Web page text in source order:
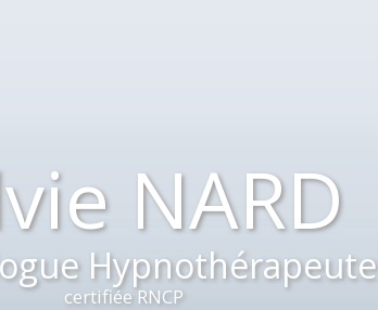
NARD
Hypnothérapeute
certifiée RNCP